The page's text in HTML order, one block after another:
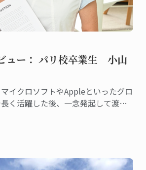
ュー： パリ校卒業生 小山
イクロソフトやAppleといったグロ
く活躍した後、一念発起して渡